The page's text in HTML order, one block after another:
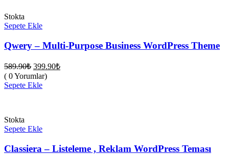
Stokta
Sepete Ekle
Qwery – Multi-Purpose Business WordPress Theme
589.90₺ Orijinal
fiyat:
589.90₺.
399.90₺Şu
( 0 Yorumlar)
Sepete Ekle
Stokta
Sepete Ekle
Classiera – Listeleme , Reklam WordPress Teması